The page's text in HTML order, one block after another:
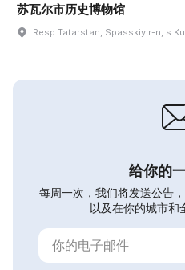
苏瓦尔市历史博物馆
Resp Tatarstan, Spasskiy r-n, s
给你的
每周一次，我们将发送公告
以及在你的城市和